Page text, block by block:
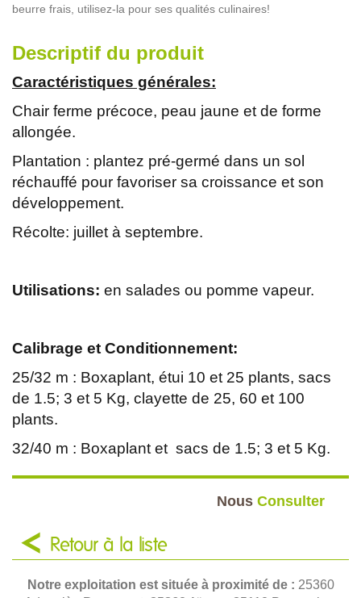
beurre frais, utilisez-la pour ses qualités culinaires!
Descriptif du produit
Caractéristiques générales:
Chair ferme précoce, peau jaune et de forme
allongée.
Plantation : plantez pré-germé dans un sol
réchauffé pour favoriser sa croissance et son
développement.
Récolte: juillet à septembre.
Utilisations: en salades ou pomme vapeur.
Calibrage et Conditionnement:
25/32 m : Boxaplant, étui 10 et 25 plants, sacs
de 1.5; 3 et 5 Kg, clayette de 25, 60 et 100
plants.
32/40 m : Boxaplant et sacs de 1.5; 3 et 5 Kg.
Nous Consulter
Retour à la liste
Notre exploitation est située à proximité de : 25360